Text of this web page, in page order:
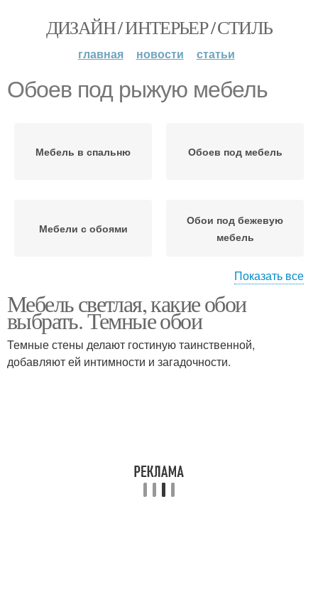
ДИЗАЙН / ИНТЕРЬЕР / СТИЛЬ
главная новости статьи
Обоев под рыжую мебель
Мебель в спальню Обоев под мебель
Мебели с обоями
Обои под бежевую
мебель
Светлая мебель
Показать все
Мебель светлая, какие обои
выбрать. Темные обои
Темные стены делают гостиную таинственной,
добавляют ей интимности и загадочности.